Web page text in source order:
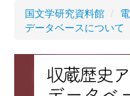
国文学研究資料館 /
データベースについて